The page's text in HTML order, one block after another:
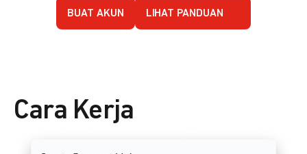
BUAT AKUN LIHAT PANDUAN
Cara Kerja